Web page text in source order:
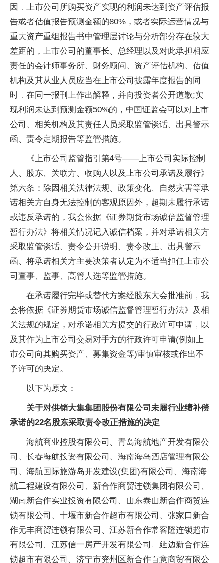
因，上市公司所购买资产实现的利润未达到资产评估报
告或者估值报告预测金额的80%，或者实际运营情况与
重大资产重组报告书中管理层讨论与分析部分存在较大
差距的，上市公司的董事长、总经理以及对此承担相应
责任的会计师事务所、财务顾问、资产评估机构、估值
机构及其从业人员应当在上市公司披露年度报告的同
时，在同一报刊上作出解释，并向投资者公开道歉;实
现利润未达到预测金额50%的，中国证监会可以对上市
公司、相关机构及其责任人员采取监管谈话、出具警示
函、责令定期报告等监管措施。
《上市公司监管指引第4号——上市公司实际控制
人、股东、关联方、收购人以及上市公司承诺及履行》
第六条：除因相关法律法规、政策变化、自然灾害等承
诺相关方自身无法控制的客观原因外，超期未履行承诺
或违反承诺的，我会依据《证券期货市场诚信监督管理
暂行办法》将相关情况记入诚信档案，并对承诺相关方
采取监管谈话、责令公开说明、责令改正、出具警示
函、将承诺相关方主要决策者认定为不适当担任上市公
司董事、监事、高管人选等监管措施。
在承诺履行完毕或替代方案经股东大会批准前，我
会将依据《证券期货市场诚信监督管理暂行办法》及相
关法规的规定，对承诺相关方提交的行政许可申请，以
及其作为上市公司交易对手方的行政许可申请(例如上
市公司向其购买资产、募集资金等)审慎审核或作出不
予许可的决定。
以下为原文：
关于对供销大集集团股份有限公司未履行业绩补偿
承诺的22名股东采取责令改正措施的决定
海航商业控股有限公司、青岛海航地产开发有限公
司、长春海航投资有限公司、海南海岛酒店管理有限公
司、海航国际旅游岛开发建设(集团)有限公司、海南海
航工程建设有限公司、新合作商贸连锁集团有限公司、
湖南新合作实业投资有限公司、山东泰山新合作商贸连
锁有限公司、十堰市新合作超市有限公司、张家口新合
作元丰商贸连锁有限公司、江苏新合作常客隆连锁超市
有限公司、江苏信一房产开发有限公司、延边新合作连
锁超市有限公司、济宁市兖州区新合作百意商贸有限公